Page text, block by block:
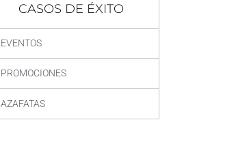
CASOS DE ÉXITO
EVENTOS
PROMOCIONES
AZAFATAS